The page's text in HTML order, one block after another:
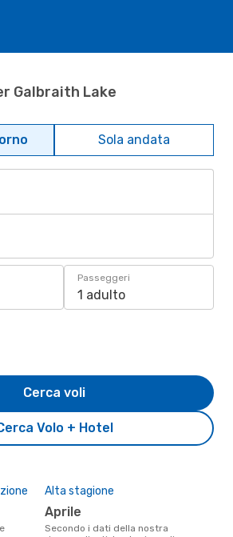
Galbraith Lake
Sola andata
Passeggeri
1 adulto
Volo + Hotel
Cerca voli
Alta stagione
aprile
Secondo i dati della nostra